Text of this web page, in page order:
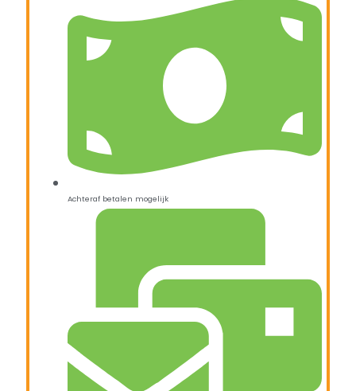
Achteraf betalen mogelijk